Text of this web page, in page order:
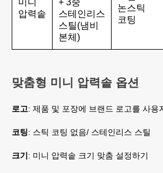
미니
압력솥
+ 3중
스테인리스
스틸(냄비
본체)
논스틱
코팅
맞춤형 미니 압력솥 옵션
로고: 제품 및 포장에 브랜드 로고를 사용
코팅: 스틱 코팅 없음/ 스테인리스 스틸
크기 : 미니 압력솥 크기 맞춤 설정하기